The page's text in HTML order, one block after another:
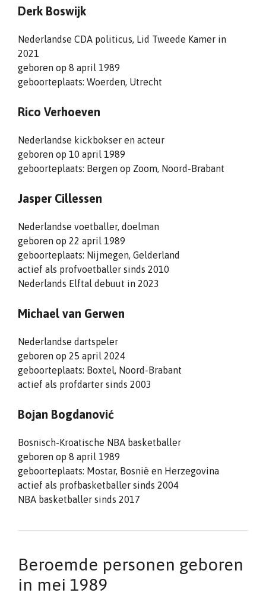
Derk Boswijk
Nederlandse CDA politicus, Lid Tweede Kamer in
2021
geboren op 8 april 1989
geboorteplaats: Woerden, Utrecht
Rico Verhoeven
Nederlandse kickbokser en acteur
geboren op 10 april 1989
geboorteplaats: Bergen op Zoom, Noord-Brabant
Jasper Cillessen
Nederlandse voetballer, doelman
geboren op 22 april 1989
geboorteplaats: Nijmegen, Gelderland
actief als profvoetballer sinds 2010
Nederlands Elftal debuut in 2023
Michael van Gerwen
Nederlandse dartspeler
geboren op 25 april 2024
geboorteplaats: Boxtel, Noord-Brabant
actief als profdarter sinds 2003
Bojan Bogdanović
Bosnisch-Kroatische NBA basketballer
geboren op 8 april 1989
geboorteplaats: Mostar, Bosnië en Herzegovina
actief als profbasketballer sinds 2004
NBA basketballer sinds 2017
Beroemde personen geboren
in mei 1989